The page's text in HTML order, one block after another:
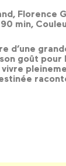
Florence
min,
d’une
goût pour